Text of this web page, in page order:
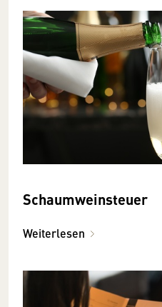
Schaumweinsteuer
Weiterlesen